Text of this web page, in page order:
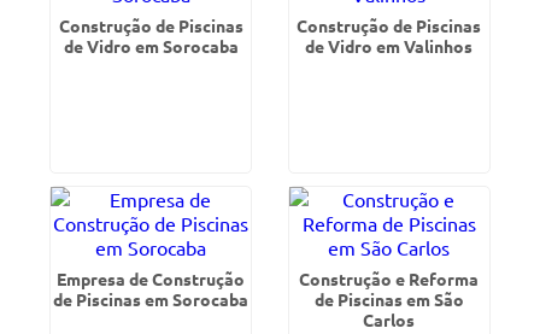
Construção de Piscinas
de Vidro em Sorocaba
Construção de Piscinas
de Vidro em Valinhos
Empresa de Construção
de Piscinas em Sorocaba
Construção e Reforma
de Piscinas em São
Carlos